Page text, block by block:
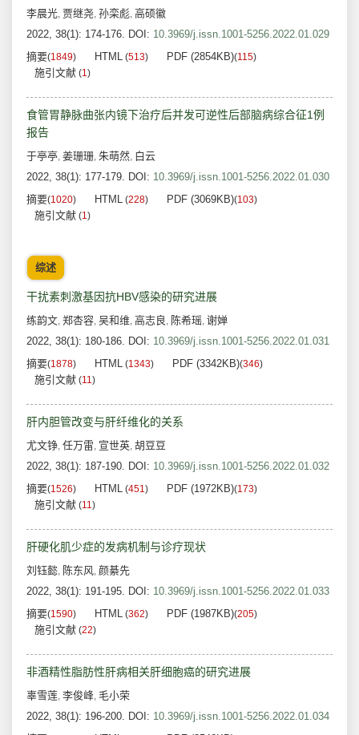
李晨光, 贾继尧, 孙栾彪, 高硕徽
2022, 38(1): 174-176. DOI: 10.3969/j.issn.1001-5256.2022.01.029
摘要(1849) HTML (513) PDF (2854KB)(115)
施引文献 (1)
食管胃静脉曲张内镜下治疗后并发可逆性后部脑病综合征1例
报告
于亭亭, 姜珊珊, 朱萌然, 白云
2022, 38(1): 177-179. DOI: 10.3969/j.issn.1001-5256.2022.01.030
摘要(1020) HTML (228) PDF (3069KB)(103)
施引文献 (1)
综述
干扰素刺激基因抗HBV感染的研究进展
练韵文, 郑杏容, 吴和维, 高志良, 陈希瑶, 谢婵
2022, 38(1): 180-186. DOI: 10.3969/j.issn.1001-5256.2022.01.031
摘要(1878) HTML (1343) PDF (3342KB)(346)
施引文献 (11)
肝内胆管改变与肝纤维化的关系
尤文铮, 任万雷, 宣世英, 胡豆豆
2022, 38(1): 187-190. DOI: 10.3969/j.issn.1001-5256.2022.01.032
摘要(1526) HTML (451) PDF (1972KB)(173)
施引文献 (11)
肝硬化肌少症的发病机制与诊疗现状
刘钰懿, 陈东风, 颜綦先
2022, 38(1): 191-195. DOI: 10.3969/j.issn.1001-5256.2022.01.033
摘要(1590) HTML (362) PDF (1987KB)(205)
施引文献 (22)
非酒精性脂肪性肝病相关肝细胞癌的研究进展
辜雪莲, 李俊峰, 毛小荣
2022, 38(1): 196-200. DOI: 10.3969/j.issn.1001-5256.2022.01.034